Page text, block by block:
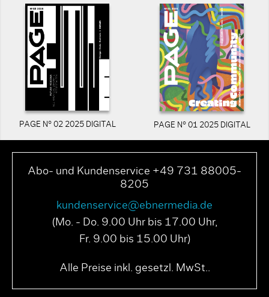
PAGE N° 02 2025 DIGITAL PAGE N° 01 2025 DIGITAL
Abo- und Kundenservice +49 731 88005-
8205
kundenservice@ebnermedia.de
(Mo. - Do. 9.00 Uhr bis 17.00 Uhr,
Fr. 9.00 bis 15.00 Uhr)
Alle Preise inkl. gesetzl. MwSt..